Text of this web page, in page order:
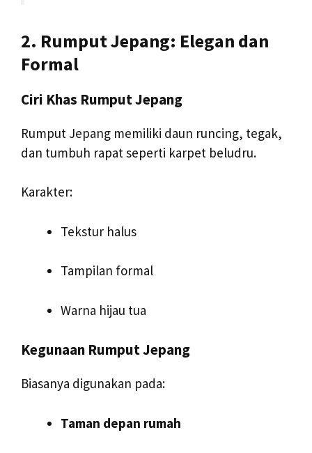
2. Rumput Jepang: Elegan dan
Formal
Ciri Khas Rumput Jepang
Rumput Jepang memiliki daun runcing, tegak,
dan tumbuh rapat seperti karpet beludru.
Karakter:
Tekstur halus
Tampilan formal
Warna hijau tua
Kegunaan Rumput Jepang
Biasanya digunakan pada:
Taman depan rumah